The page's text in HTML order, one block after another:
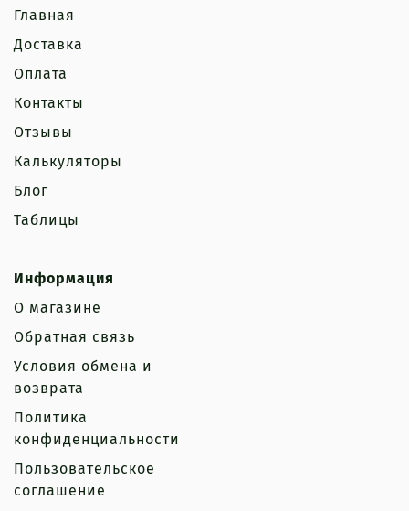
Главная
Доставка
Оплата
Контакты
Отзывы
Калькуляторы
Блог
Таблицы
Информация
О магазине
Обратная связь
Условия обмена и
возврата
Политика
конфиденциальности
Пользовательское
соглашение